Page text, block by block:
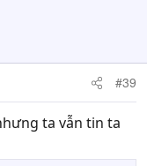
#39
ta vẫn tin ta